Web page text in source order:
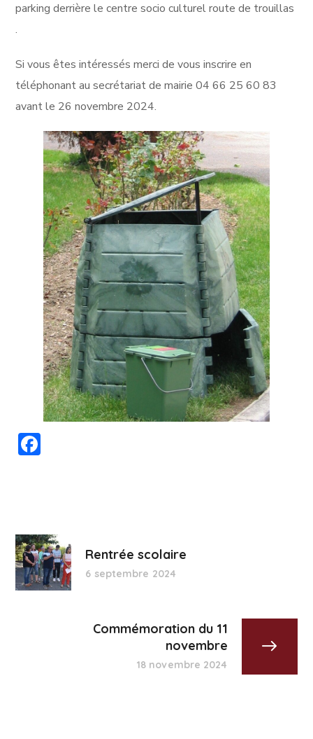
parking derrière le centre socio culturel route de trouillas
.
Si vous êtes intéressés merci de vous inscrire en
téléphonant au secrétariat de mairie 04 66 25 60 83
avant le 26 novembre 2024.
Rentrée scolaire
6 septembre 2024
Commémoration du 11
novembre
18 novembre 2024